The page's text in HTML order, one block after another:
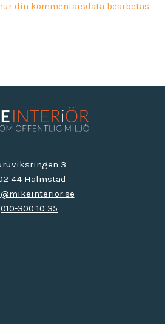
din kommentarsdata bearbetas.
3
44 Halmstad
010-300 10 35